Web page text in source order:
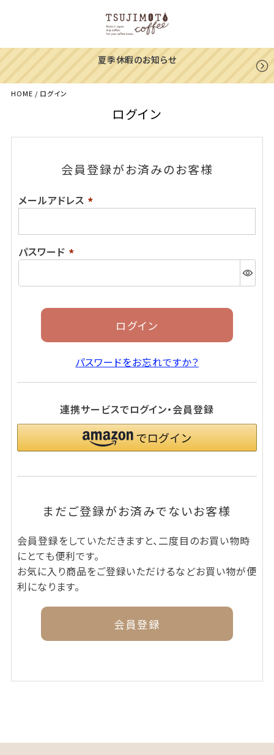
夏季休暇のお知らせ
HOME ログイン
ログイン
会員登録がお済みのお客様
メールアドレス
須)
パスワード
須)
ログイン
パスワードをお忘れですか？
連携サービスでログイン・会員登録
まだご登録がお済みでないお客様
会員登録をしていただきますと、二度目のお買い物時
にとても便利です。
お気に入り商品をご登録いただけるなどお買い物が便
利になります。
会員登録